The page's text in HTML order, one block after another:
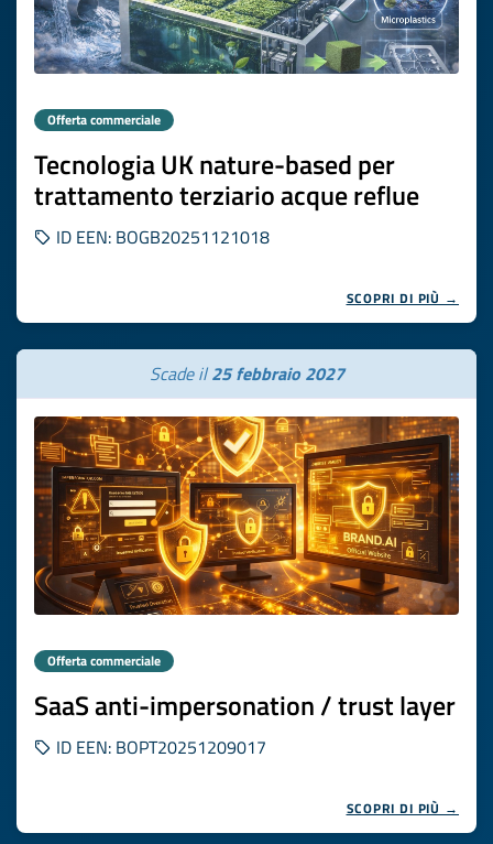
Offerta commerciale
Tecnologia UK nature-based per
trattamento terziario acque reflue
ID EEN: BOGB20251121018
SCOPRI DI PIÙ →
Scade il25 febbraio 2027
Offerta commerciale
SaaS anti-impersonation / trust layer
ID EEN: BOPT20251209017
SCOPRI DI PIÙ →